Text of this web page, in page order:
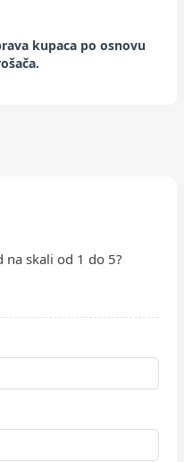
kupaca po osnovu
na skali od 1 do 5?